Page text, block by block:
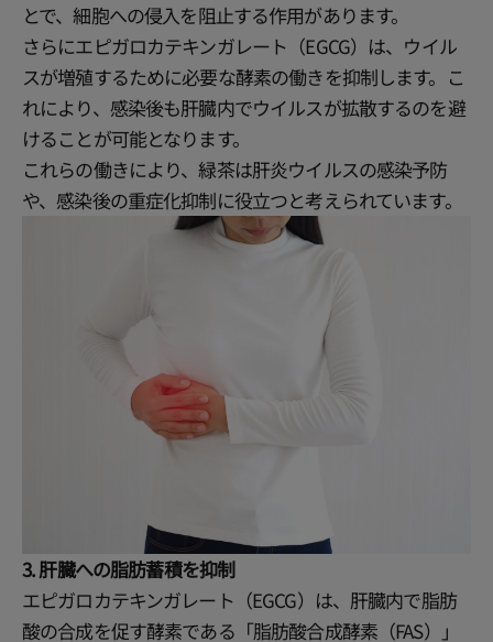
とで、細胞への侵入を阻止する作用があります。
さらにエピガロカテキンガレート（EGCG）は、ウイル
スが増殖するために必要な酵素の働きを抑制します。こ
れにより、感染後も肝臓内でウイルスが拡散するのを避
けることが可能となります。
これらの働きにより、緑茶は肝炎ウイルスの感染予防
や、感染後の重症化抑制に役立つと考えられています。
3. 肝臓への脂肪蓄積を抑制
エピガロカテキンガレート（EGCG）は、肝臓内で脂肪
酸の合成を促す酵素である「脂肪酸合成酵素（FAS）」